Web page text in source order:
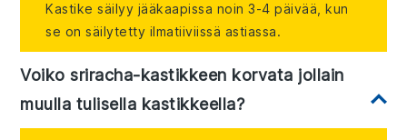
Kastike säilyy jääkaapissa noin 3-4 päivää, kun
se on säilytetty ilmatiiviissä astiassa.
Voiko sriracha-kastikkeen korvata jollain
muulla tulisella kastikkeella?